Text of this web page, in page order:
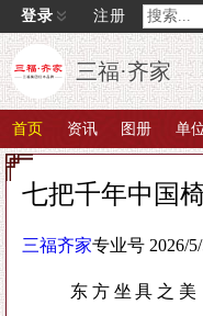
登录 注册
三福·齐家
首页 资讯 图册 单
七把千年中国
三福齐家专业号 2026/
东方坐具之